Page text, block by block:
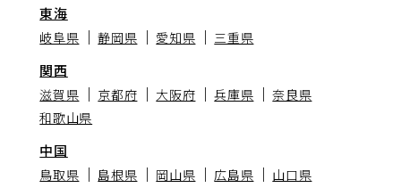
東海
岐阜県 静岡県 愛知県 三重県
関西
滋賀県 京都府 大阪府 兵庫県
奈良県
和歌山県
中国
鳥取県 島根県 岡山県 広島県 山口県